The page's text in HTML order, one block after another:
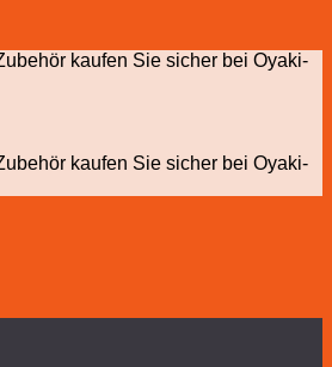
kaufen Sie sicher bei Oyaki-
kaufen Sie sicher bei Oyaki-